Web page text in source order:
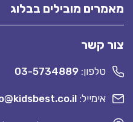
מאמרים מובילים בבלוג
צור קשר
טלפון: 03-5734889
אימייל: